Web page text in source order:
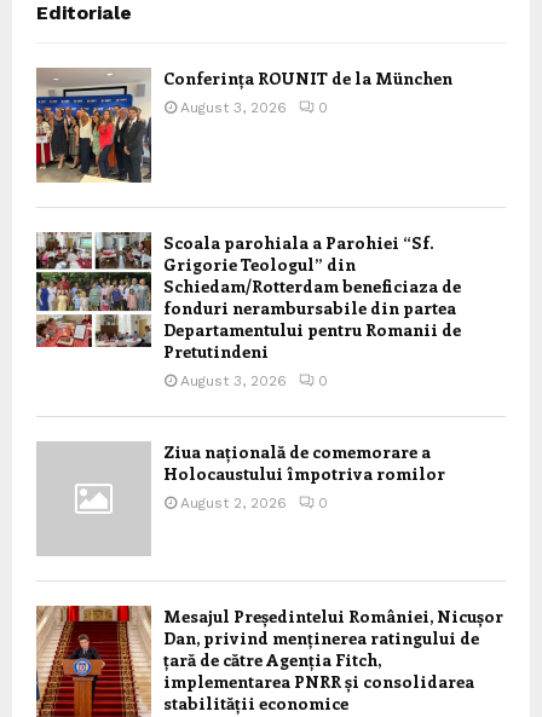
Editoriale
Conferința ROUNIT de la München
August 3, 2026 0
Scoala parohiala a Parohiei “Sf.
Grigorie Teologul” din
Schiedam/Rotterdam beneficiaza de
fonduri nerambursabile din partea
Departamentului pentru Romanii de
Pretutindeni
August 3, 2026 0
Ziua națională de comemorare a
Holocaustului împotriva romilor
August 2, 2026 0
Mesajul Președintelui României, Nicușor
Dan, privind menținerea ratingului de
țară de către Agenția Fitch,
implementarea PNRR și consolidarea
stabilității economice